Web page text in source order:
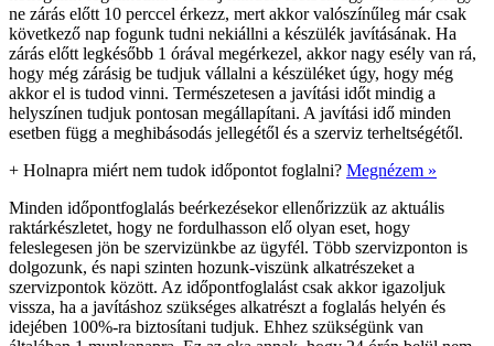
ne zárás előtt 10 perccel érkezz, mert akkor valószínűleg már csak
következő nap fogunk tudni nekiállni a készülék javításának. Ha
zárás előtt legkésőbb 1 órával megérkezel, akkor nagy esély van rá,
hogy még zárásig be tudjuk vállalni a készüléket úgy, hogy még
akkor el is tudod vinni. Természetesen a javítási időt mindig a
helyszínen tudjuk pontosan megállapítani. A javítási idő minden
esetben függ a meghibásodás jellegétől és a szerviz terheltségétől.
+ Holnapra miért nem tudok időpontot foglalni? Megnézem »
Minden időpontfoglalás beérkezésekor ellenőrizzük az aktuális
raktárkészletet, hogy ne fordulhasson elő olyan eset, hogy
feleslegesen jön be szervizünkbe az ügyfél. Több szervizponton is
dolgozunk, és napi szinten hozunk-viszünk alkatrészeket a
szervizpontok között. Az időpontfoglalást csak akkor igazoljuk
vissza, ha a javításhoz szükséges alkatrészt a foglalás helyén és
idejében 100%-ra biztosítani tudjuk. Ehhez szükségünk van